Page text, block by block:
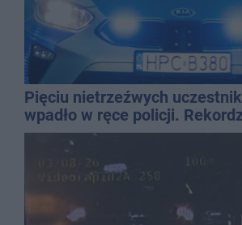
Pięciu nietrzeźwych
wpadło w ręce policji.
promila